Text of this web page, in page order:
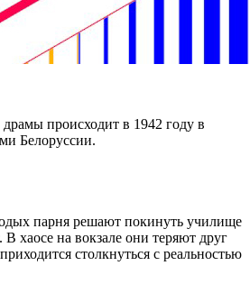
происходит в 1942 году в
Белоруссии.
парня решают покинуть училище
В хаосе на вокзале они теряют друг
столкнуться с реальностью